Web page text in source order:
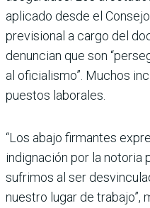
aplicado desde el
previsional a cargo del
denuncian que son
al oficialismo”. Muchos
puestos laborales.
“Los abajo firmantes
indignación por la notoria
sufrimos al ser
nuestro lugar de trabajo”,